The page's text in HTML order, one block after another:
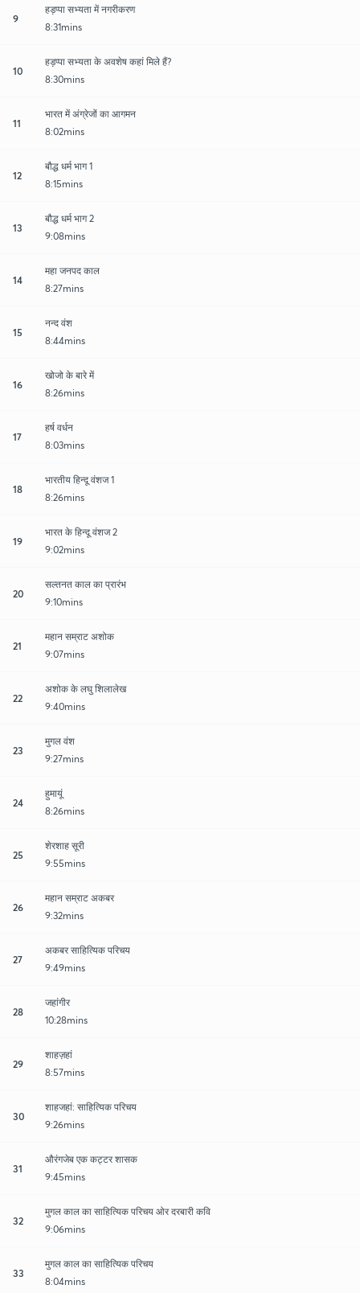
9
हड़प्पा सभ्यता में नगरीकरण
8:31mins
10
हड़प्पा सभ्यता के अवशेष कहां मिले हैं?
8:30mins
11
भारत में अंग्रेजों का आगमन
8:02mins
12
बौद्ध धर्म भाग 1
8:15mins
13
बौद्ध धर्म भाग 2
9:08mins
14
महा जनपद काल
8:27mins
15
नन्द वंश
8:44mins
16
खोजो के बारे में
8:26mins
17
हर्ष वर्धन
8:03mins
18
भारतीय हिन्दू वंशज 1
8:26mins
19
भारत के हिन्दू वंशज 2
9:02mins
20
सल्तनत काल का प्रारंभ
9:10mins
21
महान सम्राट अशोक
9:07mins
22
अशोक के लघु शिलालेख
9:40mins
23
मुगल वंश
9:27mins
24
हुमायूं
8:26mins
25
शेरशाह सूरी
9:55mins
26
महान सम्राट अकबर
9:32mins
27
अकबर साहित्यिक परिचय
9:49mins
28
जहांगीर
10:28mins
29
शाहज़हां
8:57mins
30
शाहजहां: साहित्यिक परिचय
9:26mins
31
औरंगजेब एक कट्टर शासक
9:45mins
32
मुगल काल का साहित्यिक परिचय ओर दरबारी कवि
9:06mins
33
मुगल काल का साहित्यिक परिचय
8:04mins